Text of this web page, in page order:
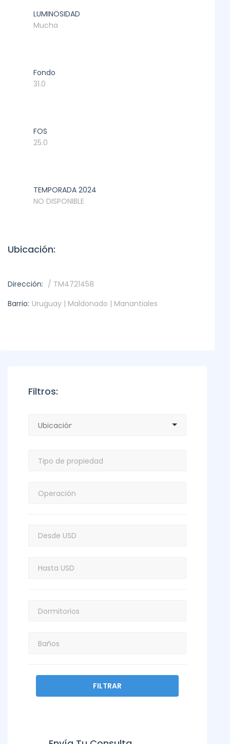
LUMINOSIDAD
Mucha
Fondo
31.0
FOS
25.0
TEMPORADA 2024
NO DISPONIBLE
Ubicación:
Dirección: / TM4721458
Barrio: Uruguay | Maldonado | Manantiales
Filtros:
FILTRAR